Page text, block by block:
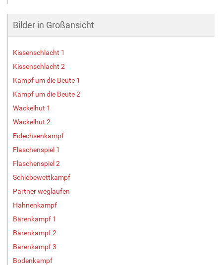
Bilder in Großansicht
Kissenschlacht 1
Kissenschlacht 2
Kampf um die Beute 1
Kampf um die Beute 2
Wackelhut 1
Wackelhut 2
Eidechsenkampf
Flaschenspiel 1
Flaschenspiel 2
Schiebewettkampf
Partner weglaufen
Hahnenkampf
Bärenkampf 1
Bärenkampf 2
Bärenkampf 3
Bodenkampf